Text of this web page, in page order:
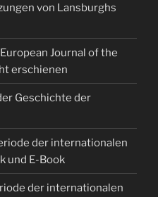
von Lansburghs
Journal of the
erschienen
Geschichte der
der internationalen
und E-Book
der internationalen